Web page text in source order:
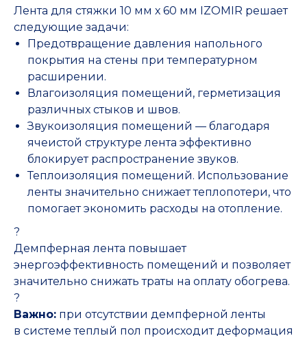
Лента для стяжки 10 мм х 60 мм IZOMIR решает
следующие задачи:
Предотвращение давления напольного
покрытия на стены при температурном
расширении.
Влагоизоляция помещений, герметизация
различных стыков и швов.
Звукоизоляция помещений — благодаря
ячеистой структуре лента эффективно
блокирует распространение звуков.
Теплоизоляция помещений. Использование
ленты значительно снижает теплопотери, что
помогает экономить расходы на отопление.
?
Демпферная лента повышает
энергоэффективность помещений и позволяет
значительно снижать траты на оплату обогрева.
?
Важно: при отсутствии демпферной ленты
в системе теплый пол происходит деформация